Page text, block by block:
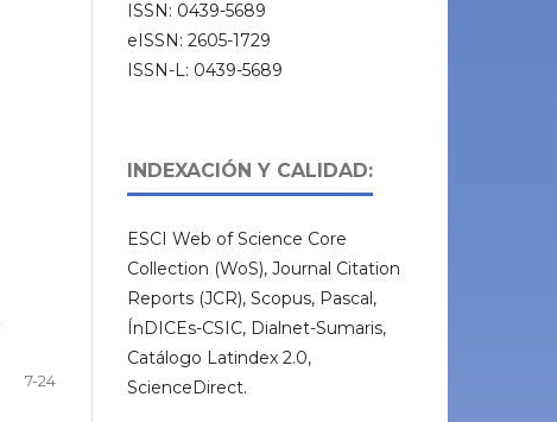
7-24
ISSN: 0439-5689
eISSN: 2605-1729
ISSN-L: 0439-5689
INDEXACIÓN Y CALIDAD:
ESCI Web of Science Core
Collection (WoS), Journal Citation
Reports (JCR), Scopus, Pascal,
ÍnDICEs-CSIC, Dialnet-Sumaris,
Catálogo Latindex 2.0,
ScienceDirect.